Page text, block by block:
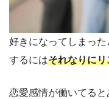
好きになってしまっ
するにはそれなりに
恋愛感情が働いてる